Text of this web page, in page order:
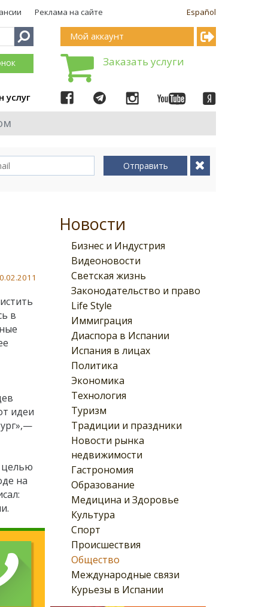
Español
Реклама на сайте
услуг
Мой аккаунт
Заказать услуги
Отправить
Новости
Бизнес и Индустрия
Видеоновости
Светская жизнь
Законодательство и право
Life Style
Иммиграция
Диаспора в Испании
Испания в лицах
Политика
Экономика
Технология
Туризм
Традиции и праздники
Новости рынка
недвижимости
Гастрономия
Образование
Медицина и Здоровье
Культура
Спорт
Происшествия
Общество
Международные связи
Курьезы в Испании
в
идеи
целью
на